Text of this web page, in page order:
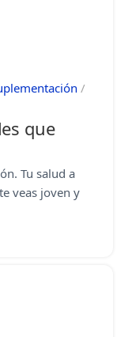
que
Tu salud a
veas joven y